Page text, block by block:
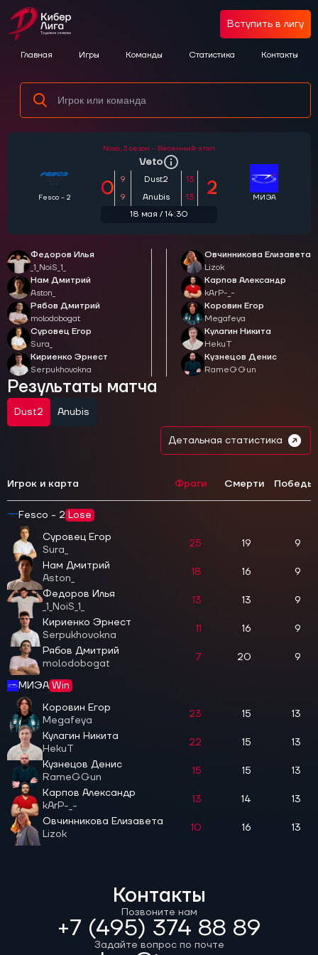
Главная Игры Команды Статистика Контакты
Вступить в лигу
Федоров Илья
_1_NoiS_1_
Нам Дмитрий
Aston_
Рябов Дмитрий
molodobogat
Суровец Егор
Sura_
Кириенко Эрнест
Serpukhovokna
Fesco - 2
Nova, 3 сезон - Весенний этап
Veto
0 9 Dust2
13
9
Anubis 13 2
18 мая / 14:30
МИЭА
Овчинникова Елизавета
Lizok
Карпов Александр
kArP-_-
Коровин Егор
Megafeya
Кулагин Никита
HekuT
Кузнецов Денис
RameGGun
Результаты матча
Dust2 Anubis
Детальная статистика
Игрок и карта Фраги Смерти Победы
Fesco - 2 Lose
Суровец Егор
Sura_
25 19
9
Нам Дмитрий
Aston_
18 16
9
Федоров Илья
_1_NoiS_1_
13 13
9
Кириенко Эрнест
Serpukhovokna
11 16
9
Рябов Дмитрий
molodobogat
7 20 9
МИЭА Win
Коровин Егор
Megafeya
23 15
13
Кулагин Никита
HekuT
22 15
13
Кузнецов Денис
RameGGun
15 15
13
Карпов Александр
kArP-_-
13 14
13
Овчинникова Елизавета
Lizok
10 16 13
Контакты
Позвоните нам
+7 (495) 374 88 89
Задайте вопрос по почте